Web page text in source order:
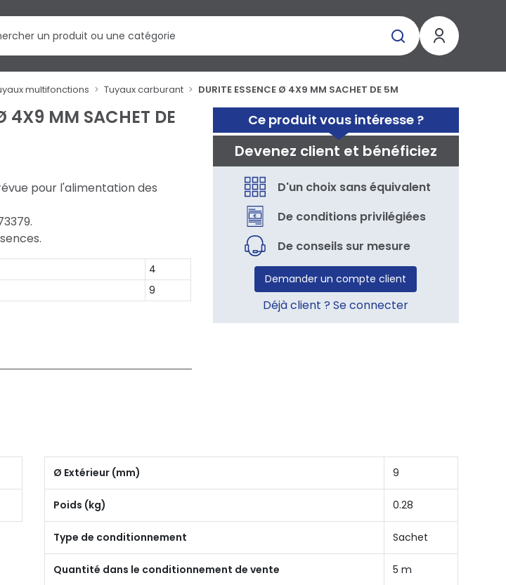
multifonctions Tuyaux carburant DURITE ESSENCE Ø 4X9 MM SACHET DE 5M
Ce produit vous intéresse ?
Devenez client et bénéficiez
D'un choix sans équivalent
De conditions privilégiées
De conseils sur mesure
Demander un compte client
Déjà client ? Se connecter
4X9 MM SACHET DE
pour l'alimentation des
4
9
Ø Extérieur (mm) 9
Poids (kg) 0.28
Type de conditionnement Sachet
Quantité dans le conditionnement de vente 5 m